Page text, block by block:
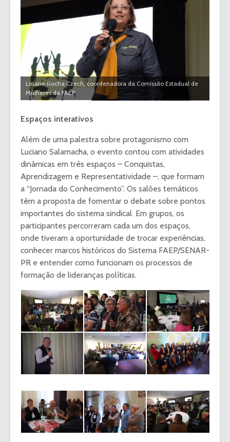
Lisiane Rocha Czech, coordenadora da Comissão Estadual de
Mulheres da FAEP
Espaços interativos
Além de uma palestra sobre protagonismo com
Luciano Salamacha, o evento contou com atividades
dinâmicas em três espaços – Conquistas,
Aprendizagem e Representatividade –, que formam
a “Jornada do Conhecimento”. Os salões temáticos
têm a proposta de fomentar o debate sobre pontos
importantes do sistema sindical. Em grupos, os
participantes percorreram cada um dos espaços,
onde tiveram a oportunidade de trocar experiências,
conhecer marcos históricos do Sistema FAEP/SENAR-
PR e entender como funcionam os processos de
formação de lideranças políticas.